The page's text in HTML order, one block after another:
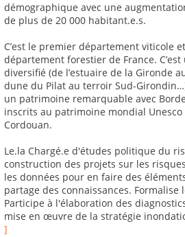
démographique avec une
de plus de 20 000 habitant.e.s.
C’est le premier département viticole
département forestier de France.
diversifié (de l’estuaire de la Gironde
dune du Pilat au terroir Sud-
un patrimoine remarquable avec
inscrits au patrimoine mondial Unesco
Cordouan.
Le.la Chargé.e d'études politique du
construction des projets sur les
les données pour en faire des
partage des connaissances. Formalise
Participe à l'élaboration des
mise en œuvre de la stratégie
]